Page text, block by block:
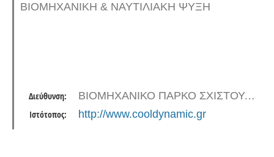
ΒΙΟΜΗΧΑΝΙΚΗ & ΝΑΥΤΙΛΙΑΚΗ ΨΥΞΗ
Διεύθυνση: ΒΙΟΜΗΧΑΝΙΚΟ ΠΑΡΚΟ ΣΧΙΣΤΟΥ, Ο.Τ. 14, Τ.Θ. 3109, ΠΕΡΑΜΑ 18863
Ιστότοπος: http://www.cooldynamic.gr